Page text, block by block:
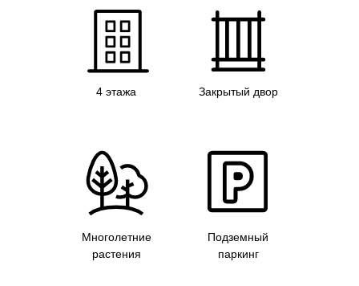
4 этажа Закрытый двор
Подземный
паркинг
Многолетние
растения